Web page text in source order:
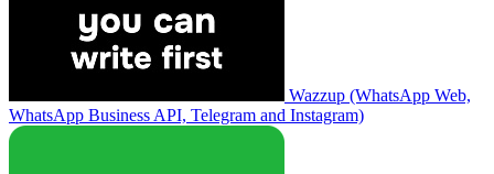
Wazzup (WhatsApp Web,
WhatsApp Business API, Telegram and Instagram)